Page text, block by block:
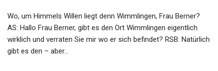
Wo, um Himmels Willen liegt denn Wimmlingen, Frau Berner?
AS: Hallo Frau Berner, gibt es den Ort Wimmlingen eigentlich
wirklich und verraten Sie mir wo er sich befindet? RSB: Natürlich
gibt es den – aber…